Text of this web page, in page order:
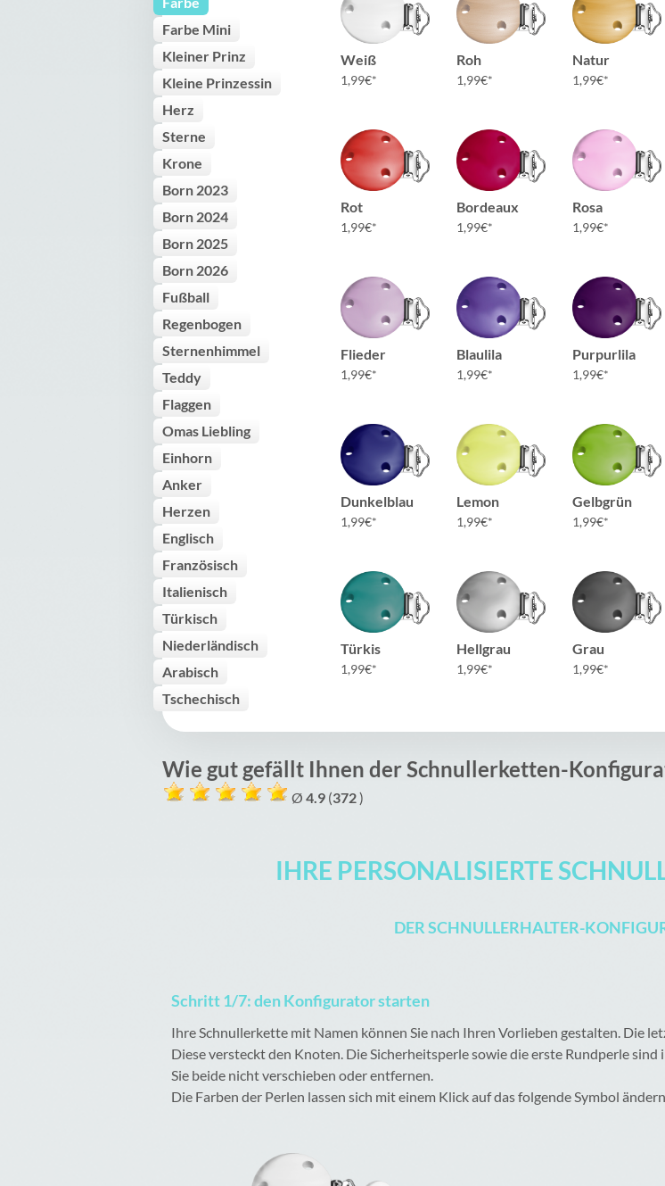
Farbe Mini
Kleiner Prinz
Kleine Prinzessin
Herz
Sterne
Krone
Born 2023
Born 2024
Born 2025
Born 2026
Fußball
Regenbogen
Sternenhimmel
Teddy
Flaggen
Omas Liebling
Einhorn
Anker
Herzen
Englisch
Französisch
Italienisch
Türkisch
Niederländisch
Arabisch
Tschechisch
Weiß
1,99€
Roh
1,99€
Natur
1,99€
Rot
1,99€
Bordeaux
1,99€
Rosa
1,99€
Flieder
1,99€
Blaulila
1,99€
Purpurlila
1,99€
Dunkelblau
1,99€
Lemon
1,99€
Gelbgrün
1,99€
Türkis
1,99€
Hellgrau
1,99€
Grau
1,99€
Wie gut gefällt Ihnen der Schnullerketten-
Ø 4.9 (372)
IHRE PERSONALISIERTE
DER SCHNULLERHALTER-
Schritt 1/7: den Konfigurator starten
Ihre Schnullerkette mit Namen können Sie nach Ihren Vorlieben gestalten. Die
Diese versteckt den Knoten. Die Sicherheitsperle sowie die erste Rundperle
Sie beide nicht verschieben oder entfernen.
Die Farben der Perlen lassen sich mit einem Klick auf das folgende Symbol